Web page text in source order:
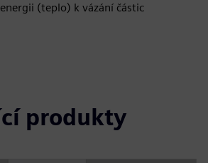
(teplo) k vázání částic
produkty